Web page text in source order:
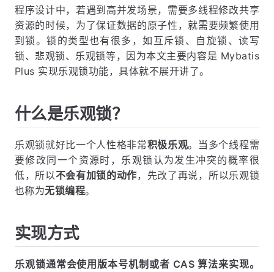
程序设计中，若遇到高并发场景，需要多线程修改共享
资源的时候，为了保证数据的原子性，就需要频繁使用
到锁。锁的类型也有很多，如互斥锁、自旋锁、读写
锁、悲观锁、乐观锁等，因为本文主要内容是 Mybatis
Plus 实现乐观锁功能，具体就不展开讲了。
什么是乐观锁？
乐观锁就好比一个人性格非常积极乐观。当多个线程需
要修改同一个资源时，乐观锁认为发生冲突的概率很
低，所以不会有加锁的动作，先改了再说，所以乐观锁
也称为无锁编程。
实现方式
乐观锁通常会使用版本号机制或者 CAS 算法来实现。